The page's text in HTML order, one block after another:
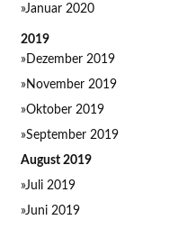
Januar 2020
2019
Dezember 2019
November 2019
Oktober 2019
September 2019
August 2019
Juli 2019
Juni 2019